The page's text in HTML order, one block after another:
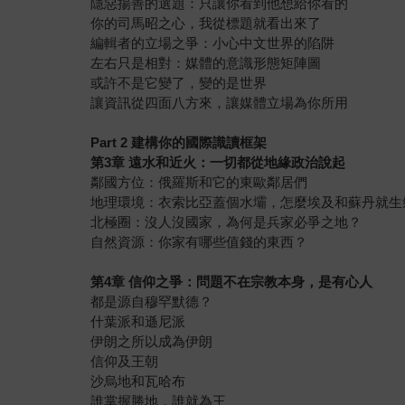
你的司馬昭之心，我從標題就看出來了
編輯者的立場之爭：小心中文世界的陷阱
左右只是相對：媒體的意識形態矩陣圖
或許不是它變了，變的是世界
讓資訊從四面八方來，讓媒體立場為你所用
Part 2 建構你的國際識讀框架
第3章 遠水和近火：一切都從地緣政治說起
鄰國方位：俄羅斯和它的東歐鄰居們
地理環境：衣索比亞蓋個水壩，怎麼埃及和蘇丹就
北極圈：沒人沒國家，為何是兵家必爭之地？
自然資源：你家有哪些值錢的東西？
第4章 信仰之爭：問題不在宗教本身，是有心人
都是源自穆罕默德？
什葉派和遜尼派
伊朗之所以成為伊朗
信仰及王朝
沙烏地和瓦哈布
誰掌握勝地，誰就為王